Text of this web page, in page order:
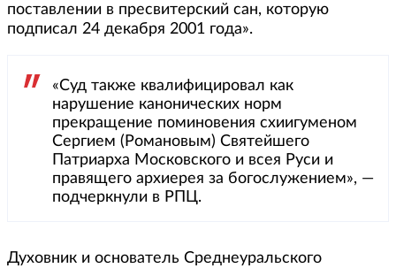
поставлении в пресвитерский сан, которую
подписал 24 декабря 2001 года».
«Суд также квалифицировал как
нарушение канонических норм
прекращение поминовения схиигуменом
Сергием (Романовым) Святейшего
Патриарха Московского и всея Руси и
правящего архиерея за богослужением», —
подчеркнули в РПЦ.
Духовник и основатель Среднеуральского